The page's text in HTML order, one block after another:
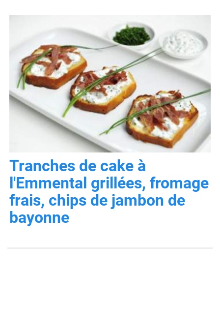
Tranches de cake à
l'Emmental grillées, fromage
frais, chips de jambon de
bayonne